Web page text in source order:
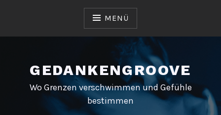
MENÜ
GEDANKENGROOVE
Wo Grenzen verschwimmen und Gefühle
bestimmen